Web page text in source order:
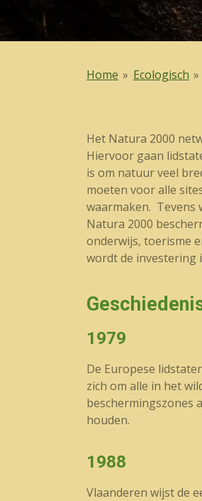
Home » Ecologisch »
Het Natura 2000
Hiervoor gaan
is om natuur veel
moeten voor alle
waarmaken. Tevens
Natura 2000
onderwijs, toerisme
wordt de investering
1979
De Europese
zich om alle in het
beschermingszones
houden.
1988
Vlaanderen wijst de